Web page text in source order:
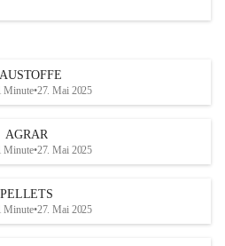
und bestens geschult in
Für alle Ihre Anliegen
Lösung.
Minute•27. Mai 2025
AGRAR
Minute•27. Mai 2025
PELLETS
Minute•27. Mai 2025